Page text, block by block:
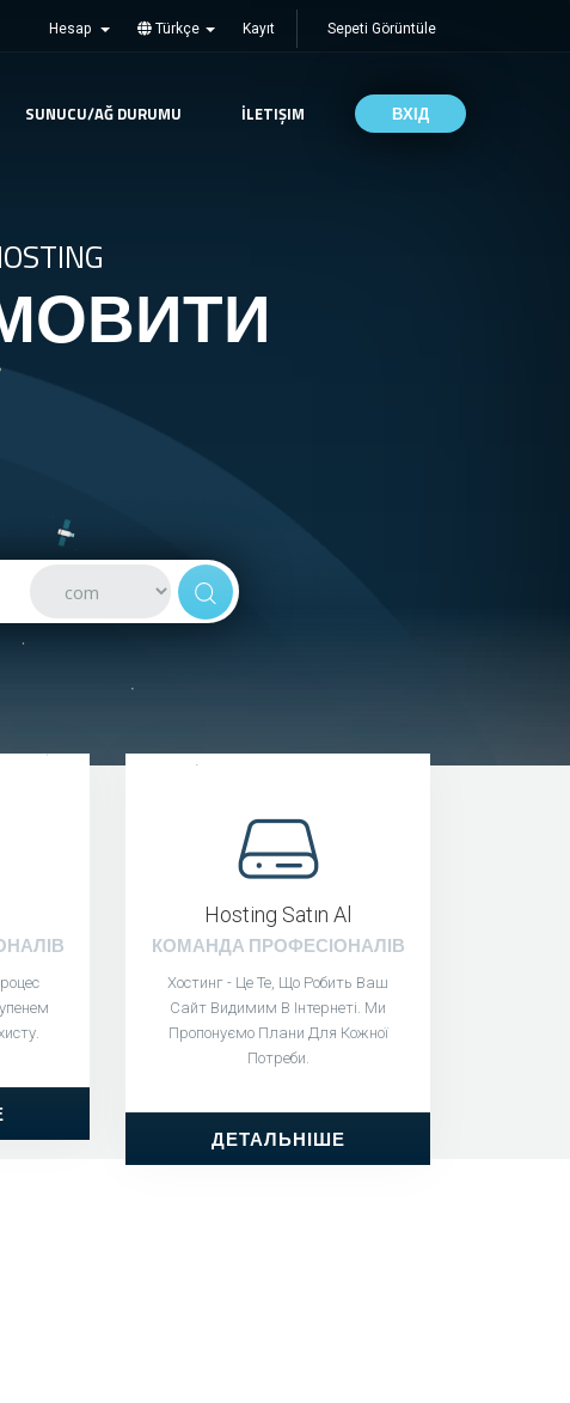
Hesap Türkçe Kayıt Sepeti Görüntüle
SUNUCU/AĞ DURUMU İLETIŞIM ВХІД
Hosting Satın Al
КОМАНДА ПРОФЕСІОНАЛІВ
Хостинг - Це Те, Що Робить Ваш
Сайт Видимим В Інтернеті. Ми
Пропонуємо Плани Для Кожної
Потреби.
ДЕТАЛЬНІШЕ